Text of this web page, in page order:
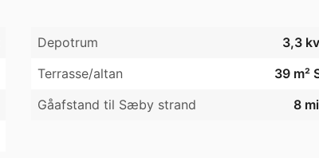
Depotrum
3,3
Terrasse/altan
39 m²
Gåafstand til Sæby strand
8